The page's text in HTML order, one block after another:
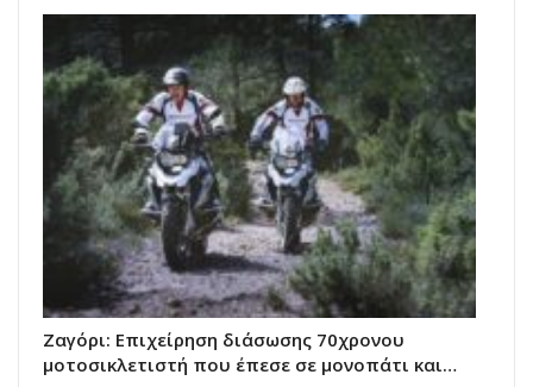
Ζαγόρι: Επιχείρηση διάσωσης 70χρονου
μοτοσικλετιστή που έπεσε σε μονοπάτι και…